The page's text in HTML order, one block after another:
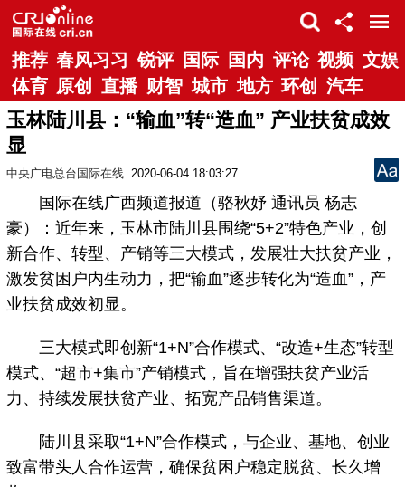
推荐 春风习习 锐评 国际 国内 评论 视频 文娱
体育 原创 直播 财智 城市 地方 环创 汽车
玉林陆川县：“输血”转“造血” 产业扶贫成效
显
中央广电总台国际在线 2020-06-04 18:03:27
国际在线广西频道报道（骆秋妤 通讯员 杨志
豪）：近年来，玉林市陆川县围绕“5+2”特色产业，创
新合作、转型、产销等三大模式，发展壮大扶贫产业，
激发贫困户内生动力，把“输血”逐步转化为“造血”，产
业扶贫成效初显。
三大模式即创新“1+N”合作模式、“改造+生态”转型
模式、“超市+集市”产销模式，旨在增强扶贫产业活
力、持续发展扶贫产业、拓宽产品销售渠道。
陆川县采取“1+N”合作模式，与企业、基地、创业
致富带头人合作运营，确保贫困户稳定脱贫、长久增